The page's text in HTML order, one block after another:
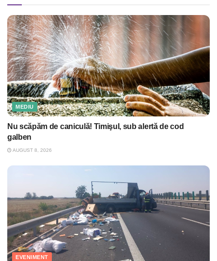
MEDIU
Nu scăpăm de caniculă! Timişul, sub alertă de cod
galben
AUGUST 8, 2026
EVENIMENT